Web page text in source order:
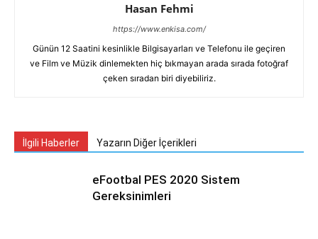
Hasan Fehmi
https://www.enkisa.com/
Günün 12 Saatini kesinlikle Bilgisayarları ve Telefonu ile geçiren
ve Film ve Müzik dinlemekten hiç bıkmayan arada sırada fotoğraf
çeken sıradan biri diyebiliriz.
İlgili Haberler Yazarın Diğer İçerikleri
eFootbal PES 2020 Sistem
Gereksinimleri